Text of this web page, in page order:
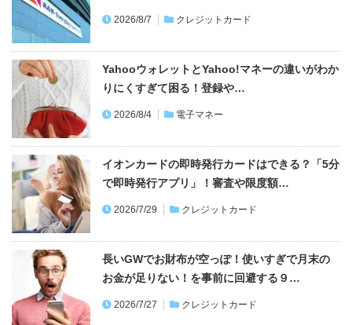
2026/8/7 クレジットカード
YahooウォレットとYahoo!マネーの違いがわか
りにくすぎて困る！登録や…
2026/8/4 電子マネー
イオンカードの即時発行カードはできる？「5分
で即時発行アプリ」！審査や限度額…
2026/7/29 クレジットカード
長いGWでお財布が空っぽ！使いすぎで月末の
お金が足りない！を事前に回避する９…
2026/7/27 クレジットカード